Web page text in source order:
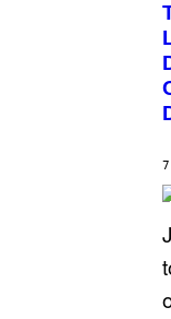
O
B
Y
J
O
H
Y
U
Z
/
W
R